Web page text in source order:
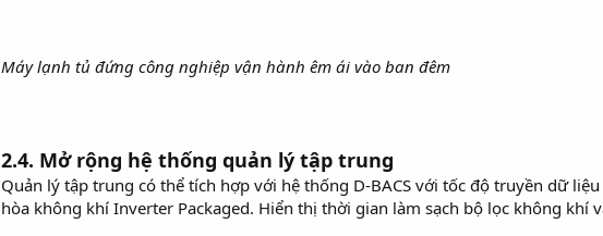
Máy lạnh tủ đứng công nghiệp vận hành êm ái vào ban đêm
2.4. Mở rộng hệ thống quản lý tập trung
Quản lý tập trung có thể tích hợp với hệ thống D-BACS với tốc độ truyền dữ
hòa không khí Inverter Packaged. Hiển thị thời gian làm sạch bộ lọc không khí